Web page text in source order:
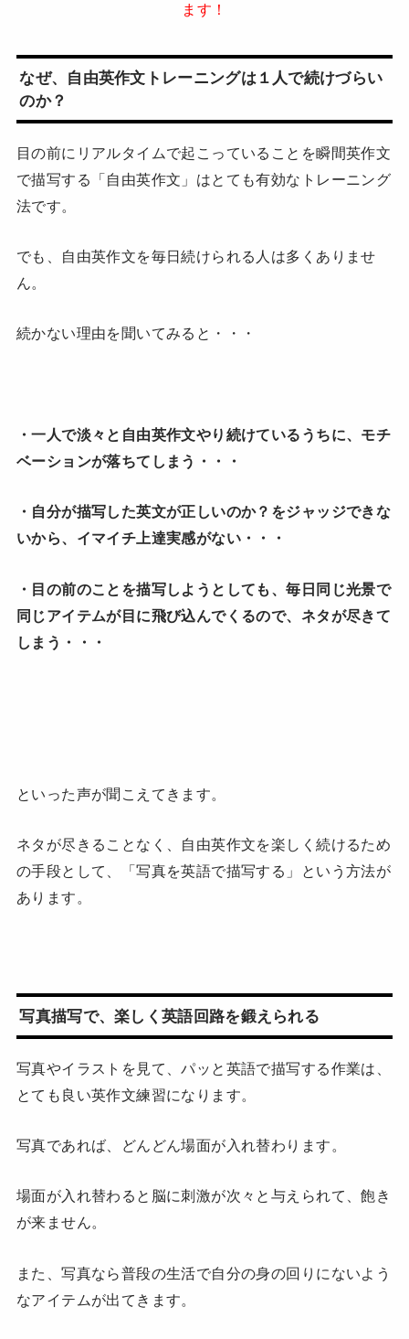
ます！
なぜ、自由英作文トレーニングは１人で続けづらい
のか？
目の前にリアルタイムで起こっていることを瞬間英作文
で描写する「自由英作文」はとても有効なトレーニング
法です。
でも、自由英作文を毎日続けられる人は多くありませ
ん。
続かない理由を聞いてみると・・・
・一人で淡々と自由英作文やり続けているうちに、モチ
ベーションが落ちてしまう・・・
・自分が描写した英文が正しいのか？をジャッジできな
いから、イマイチ上達実感がない・・・
・目の前のことを描写しようとしても、毎日同じ光景で
同じアイテムが目に飛び込んでくるので、ネタが尽きて
しまう・・・
といった声が聞こえてきます。
ネタが尽きることなく、自由英作文を楽しく続けるため
の手段として、「写真を英語で描写する」という方法が
あります。
写真描写で、楽しく英語回路を鍛えられる
写真やイラストを見て、パッと英語で描写する作業は、
とても良い英作文練習になります。
写真であれば、どんどん場面が入れ替わります。
場面が入れ替わると脳に刺激が次々と与えられて、飽き
が来ません。
また、写真なら普段の生活で自分の身の回りにないよう
なアイテムが出てきます。